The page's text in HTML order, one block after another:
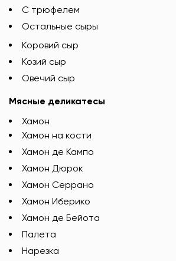
С трюфелем
Остальные сыры
Коровий сыр
Козий сыр
Овечий сыр
Мясные деликатесы
Хамон
Хамон на кости
Хамон де Кампо
Хамон Дюрок
Хамон Серрано
Хамон Иберико
Хамон де Бейота
Палета
Нарезка